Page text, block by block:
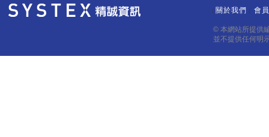
關於我們 會
© 本網站所提供
並不提供任何明